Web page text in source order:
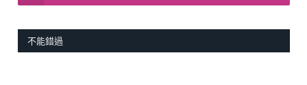
不能錯過